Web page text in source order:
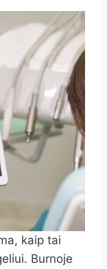
kaip tai
Burnoje